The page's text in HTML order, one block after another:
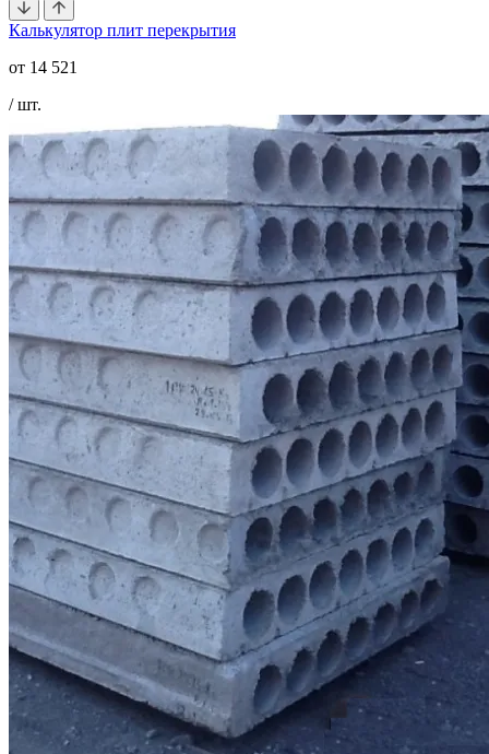
Калькулятор плит перекрытия
от 14 521
/ шт.